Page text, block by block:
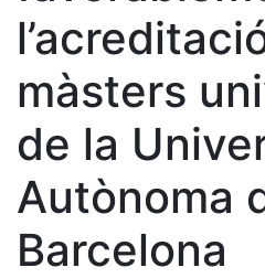
màsters
de la
Autònoma
Barcelona